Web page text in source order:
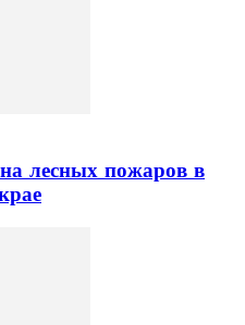
лесных пожаров в